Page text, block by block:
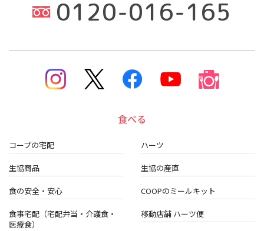
0120-016-165
食べる
コープの宅配 ハーツ
生協商品 生協の産直
食の安全・安心 COOPのミールキット
食事宅配（宅配弁当・介護食・
医療食）
移動店舗 ハーツ便